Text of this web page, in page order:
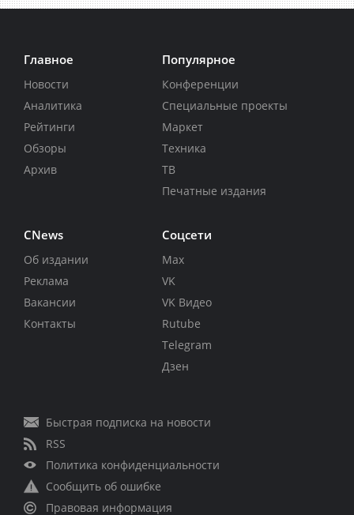
Главное
Новости
Аналитика
Рейтинги
Обзоры
Архив
Популярное
Конференции
Специальные проекты
Маркет
Техника
ТВ
Печатные издания
CNews
Об издании
Реклама
Вакансии
Контакты
Соцсети
Max
VK
VK Видео
Rutube
Telegram
Дзен
Быстрая подписка на новости
RSS
Политика конфиденциальности
Сообщить об ошибке
Правовая информация